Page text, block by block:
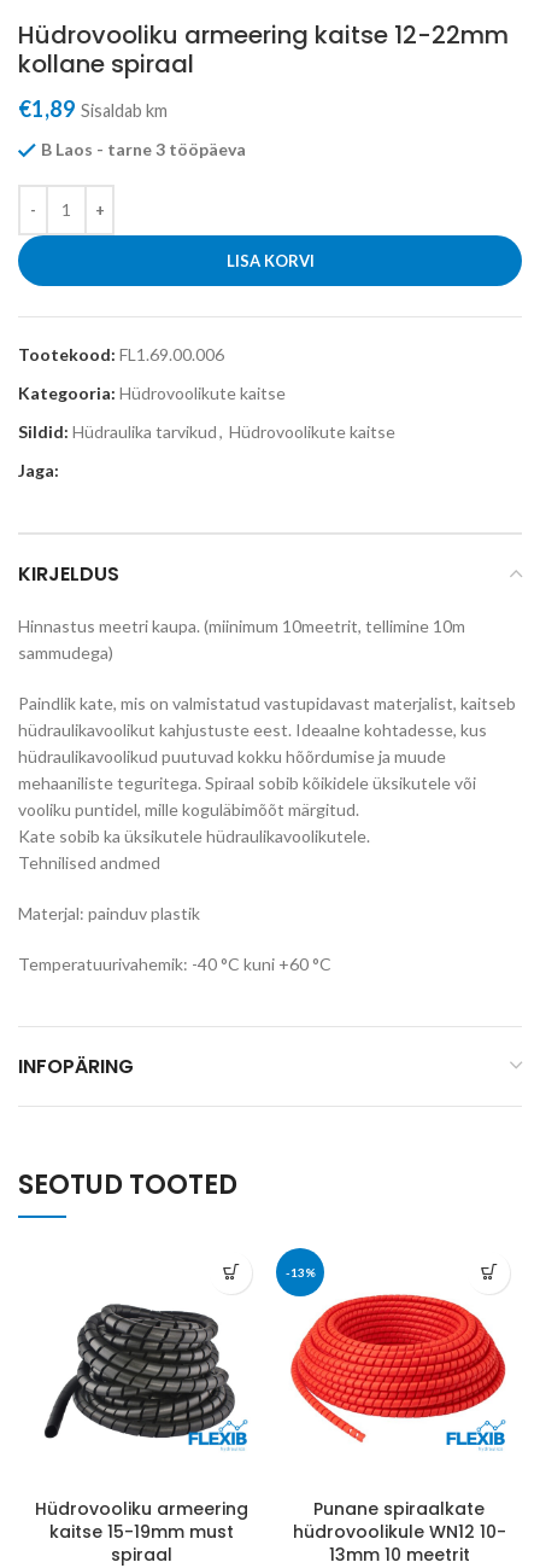
Hüdrovooliku armeering kaitse 12-22mm
kollane spiraal
€1,89 Sisaldab km
B Laos - tarne 3 tööpäeva
LISA KORVI
Tootekood: FL1.69.00.006
Kategooria: Hüdrovoolikute kaitse
Sildid: Hüdraulika tarvikud, Hüdrovoolikute kaitse
Jaga:
KIRJELDUS
Hinnastus meetri kaupa. (miinimum 10meetrit, tellimine 10m
sammudega)
Paindlik kate, mis on valmistatud vastupidavast materjalist, kaitseb
hüdraulikavoolikut kahjustuste eest. Ideaalne kohtadesse, kus
hüdraulikavoolikud puutuvad kokku hõõrdumise ja muude
mehaaniliste teguritega. Spiraal sobib kõikidele üksikutele või
vooliku puntidel, mille koguläbimõõt märgitud.
Kate sobib ka üksikutele hüdraulikavoolikutele.
Tehnilised andmed
Materjal: painduv plastik
Temperatuurivahemik: -40 °C kuni +60 °C
INFOPÄRING
SEOTUD TOOTED
Hüdrovooliku armeering
kaitse 15-19mm must
spiraal
-13%
Punane spiraalkate
hüdrovoolikule WN12 10-
13mm 10 meetrit